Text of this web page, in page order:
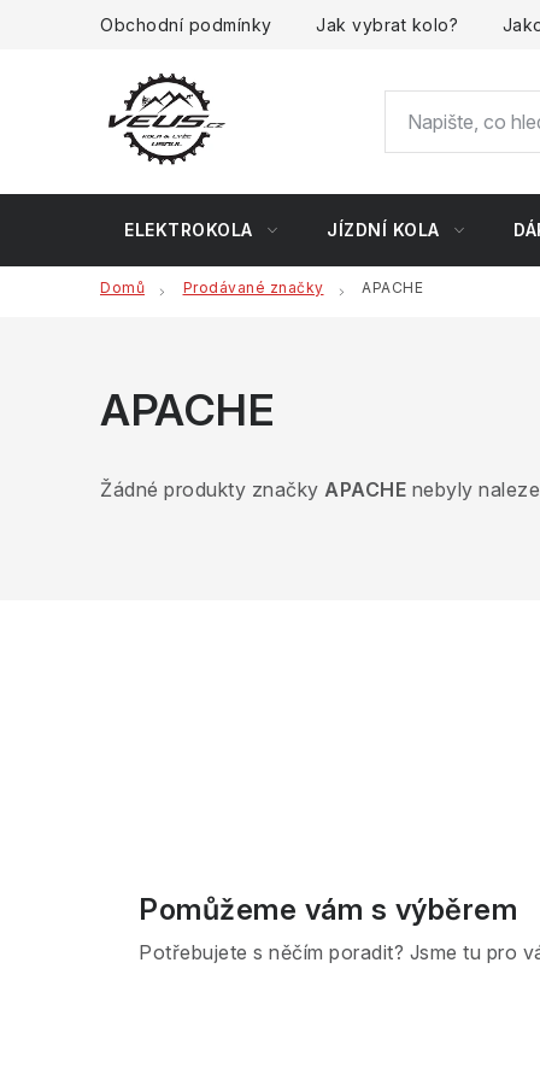
Obchodní podmínky Jak vybrat kolo?
ELEKTROKOLA JÍZDNÍ KOLA
Domů Prodávané značky APACHE
APACHE
Žádné produkty značky APACHE nebyly
Pomůžeme vám s výběrem
Potřebujete s něčím poradit? Jsme tu pro